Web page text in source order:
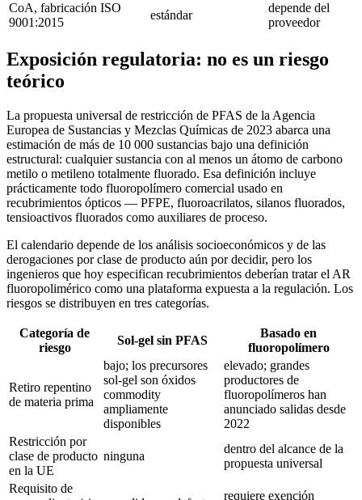
CoA, fabricación ISO
9001:2015
estándar
depende del
proveedor
Exposición regulatoria: no es un riesgo
teórico
La propuesta universal de restricción de PFAS de la Agencia
Europea de Sustancias y Mezclas Químicas de 2023 abarca una
estimación de más de 10 000 sustancias bajo una definición
estructural: cualquier sustancia con al menos un átomo de carbono
metilo o metileno totalmente fluorado. Esa definición incluye
prácticamente todo fluoropolímero comercial usado en
recubrimientos ópticos — PFPE, fluoroacrilatos, silanos fluorados,
tensioactivos fluorados como auxiliares de proceso.
El calendario depende de los análisis socioeconómicos y de las
derogaciones por clase de producto aún por decidir, pero los
ingenieros que hoy especifican recubrimientos deberían tratar el AR
fluoropolimérico como una plataforma expuesta a la regulación. Los
riesgos se distribuyen en tres categorías.
Categoría de
riesgo
Sol-gel sin PFAS
Basado en
fluoropolímero
Retiro repentino
de materia prima
bajo; los precursores
sol-gel son óxidos
commodity
ampliamente
disponibles
elevado; grandes
productores de
fluoropolímeros han
anunciado salidas desde
2022
Restricción por
clase de producto
en la UE
ninguna
dentro del alcance de la
propuesta universal
Requisito de
requiere exención